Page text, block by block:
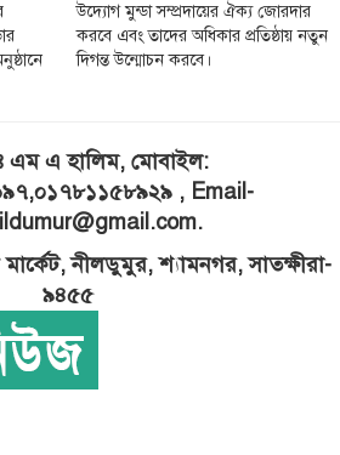
উদ্যোগ মুন্ডা সম্প্রদায়ের ঐক্য জোরদার
করবে এবং তাদের অধিকার প্রতিষ্ঠায় নতুন
দিগন্ত উন্মোচন করবে।
এম এ হালিম, মোবাইল:
, Email-
নীলডুমুর, শ্যামনগর, সাতক্ষীরা-
৯৪৫৫